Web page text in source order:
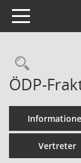
Toggle navigation
ÖDP-
Vertreter